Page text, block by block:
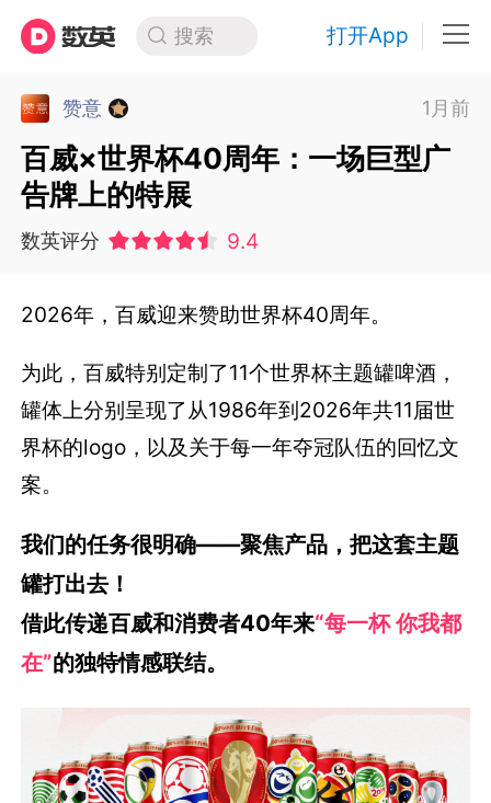
搜索 打开App
赞意 1月前
百威×世界杯40周年：一场巨型广
告牌上的特展
数英评分 9.4
2026年，百威迎来赞助世界杯40周年。
为此，百威特别定制了11个世界杯主题罐啤酒，
罐体上分别呈现了从1986年到2026年共11届世
界杯的logo，以及关于每一年夺冠队伍的回忆文
案。
我们的任务很明确——聚焦产品，把这套主题
罐打出去！
借此传递百威和消费者40年来“每一杯 你我都
在”的独特情感联结。